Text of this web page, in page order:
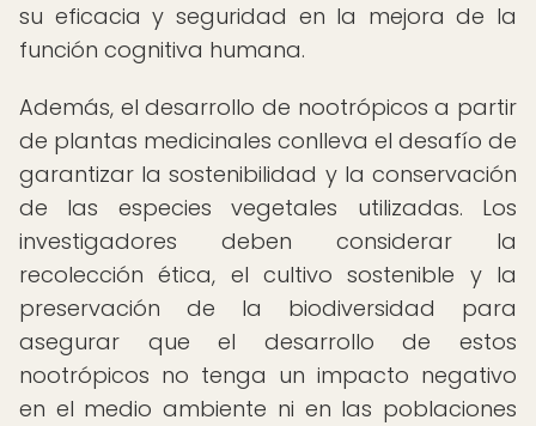
su eficacia y seguridad en la mejora de la
función cognitiva humana.
Además, el desarrollo de nootrópicos a partir
de plantas medicinales conlleva el desafío de
garantizar la sostenibilidad y la conservación
de las especies vegetales utilizadas. Los
investigadores deben considerar la
recolección ética, el cultivo sostenible y la
preservación de la biodiversidad para
asegurar que el desarrollo de estos
nootrópicos no tenga un impacto negativo
en el medio ambiente ni en las poblaciones